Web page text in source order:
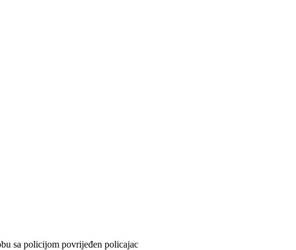
sa policijom povrijeđen policajac